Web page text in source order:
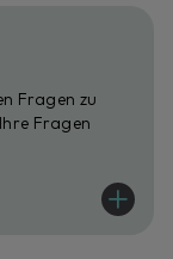
Fragen zu
Fragen